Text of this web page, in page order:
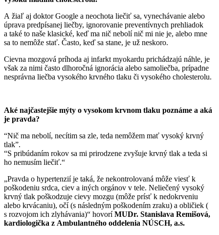
A žiaľ aj doktor Google a neochota liečiť sa, vynechávanie alebo
úprava predpísanej liečby, ignorovanie preventívnych prehliadok
a také to naše klasické, keď ma nič nebolí nič mi nie je, alebo mne
sa to nemôže stať. Často, keď sa stane, je už neskoro.
Cievna mozgová príhoda aj infarkt myokardu prichádzajú náhle, je
však za nimi často dlhoročná ignorácia alebo samoliečba, prípadne
nesprávna liečba vysokého krvného tlaku či vysokého cholesterolu.
Aké najčastejšie mýty o vysokom krvnom tlaku poznáme a aká
je pravda?
“Nič ma nebolí, necítim sa zle, teda nemôžem mať vysoký krvný
tlak”.
“S pribúdaním rokov sa mi prirodzene zvyšuje krvný tlak a teda si
ho nemusím liečiť.“
„Pravda o hypertenzií je taká, že nekontrolovaná môže viesť k
poškodeniu srdca, ciev a iných orgánov v tele. Neliečený vysoký
krvný tlak poškodzuje cievy mozgu (môže prísť k nedokrveniu
alebo krvácaniu), očí (s následným poškodením zraku) a obličiek (
s rozvojom ich zlyhávania)“ hovoríMUDr. Stanislava Remišová,
kardiologička z Ambulantného oddelenia NÚSCH, a.s.